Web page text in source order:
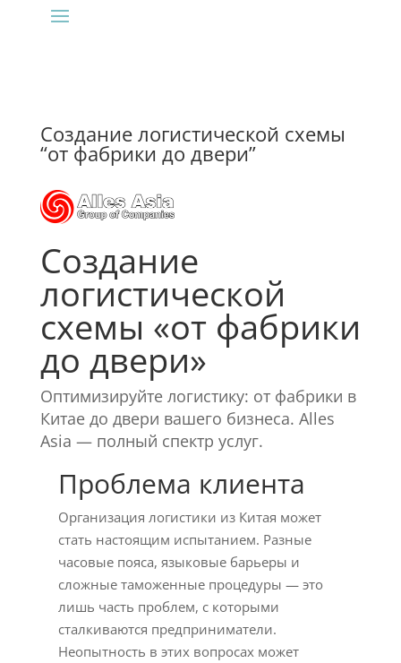
Создание логистической схемы
“от фабрики до двери”
Создание
логистической
схемы «от фабрики
до двери»
Оптимизируйте логистику: от фабрики в
Китае до двери вашего бизнеса. Alles
Asia — полный спектр услуг.
Проблема клиента
Организация логистики из Китая может
стать настоящим испытанием. Разные
часовые пояса, языковые барьеры и
сложные таможенные процедуры — это
лишь часть проблем, с которыми
сталкиваются предприниматели.
Неопытность в этих вопросах может